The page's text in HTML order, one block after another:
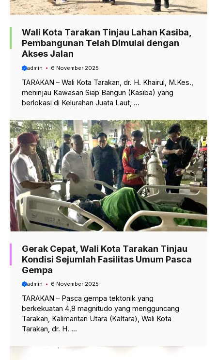
Wali Kota Tarakan Tinjau Lahan Kasiba,
Pembangunan Telah Dimulai dengan
Akses Jalan
admin 6 November 2025
TARAKAN – Wali Kota Tarakan, dr. H. Khairul, M.Kes.,
meninjau Kawasan Siap Bangun (Kasiba) yang
berlokasi di Kelurahan Juata Laut, ...
Gerak Cepat, Wali Kota Tarakan Tinjau
Kondisi Sejumlah Fasilitas Umum Pasca
Gempa
admin 6 November 2025
TARAKAN – Pasca gempa tektonik yang
berkekuatan 4,8 magnitudo yang mengguncang
Tarakan, Kalimantan Utara (Kaltara), Wali Kota
Tarakan, dr. H. ...